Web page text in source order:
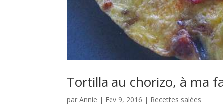
Tortilla au chorizo, à ma
parAnnie | Fév 9, 2016 | Recettes salées